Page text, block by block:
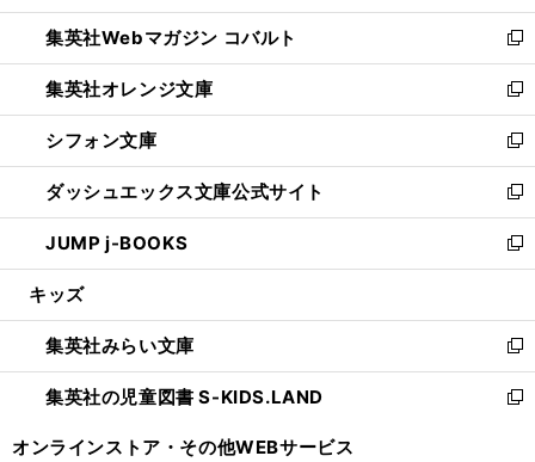
開
く
ウ
で
開
く
ン
ド
ウ
で
開
く
ウ
ィ
ン
ド
ウ
で
開
く
集英社Webマガジン コバルト
新
し
い
ウ
ィ
ン
ド
ウ
で
開
集英社オレンジ文庫
新
し
い
ウ
ィ
ン
ド
ウ
開
く
シフォン文庫
新
し
い
ウ
ィ
ン
ウ
で
開
く
ダッシュエックス文庫公式サイト
新
し
い
ウ
ン
ド
ウ
で
JUMP j-BOOKS
新
し
ウ
ィ
ン
ド
キッズ
集英社みらい文庫
新
し
い
集英社の児童図書 S-KIDS.LAND
新
オンラインストア・ その他WEBサービス